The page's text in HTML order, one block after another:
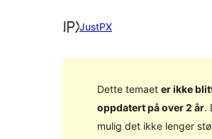
JustPX
Dette temaet er ikke
oppdatert på over 2 år.
mulig det ikke lenger